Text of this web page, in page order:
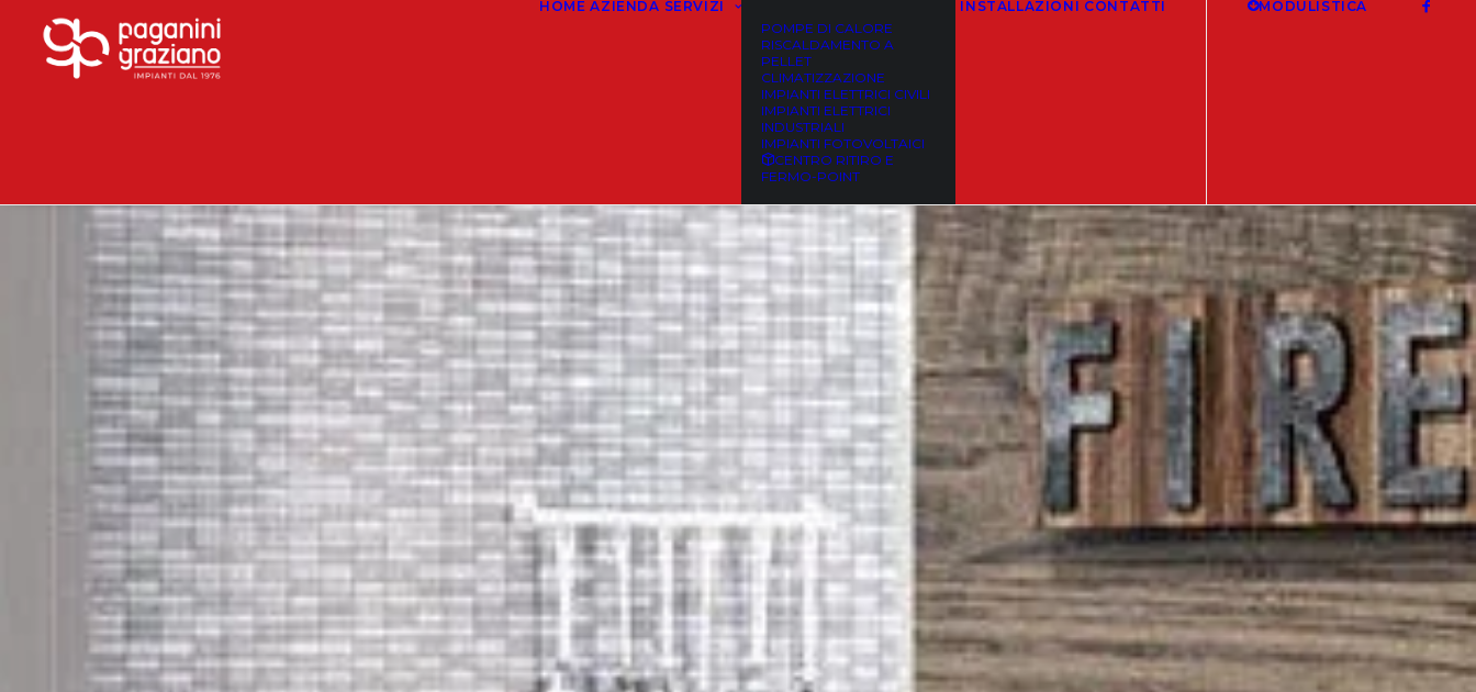
HOME AZIENDA SERVIZI
POMPE DI CALORE
RISCALDAMENTO A
PELLET
CLIMATIZZAZIONE
IMPIANTI ELETTRICI CIVILI
IMPIANTI ELETTRICI
INDUSTRIALI
IMPIANTI FOTOVOLTAICI
CENTRO RITIRO E
FERMO-POINT
INSTALLAZIONI CONTATTI MODULISTICA